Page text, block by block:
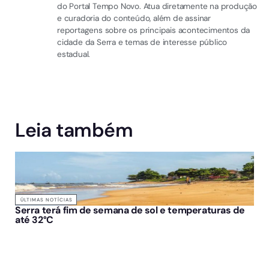
do Portal Tempo Novo. Atua diretamente na produção
e curadoria do conteúdo, além de assinar
reportagens sobre os principais acontecimentos da
cidade da Serra e temas de interesse público
estadual.
Leia também
ÚLTIMAS NOTÍCIAS
Serra terá fim de semana de sol e temperaturas de
até 32°C